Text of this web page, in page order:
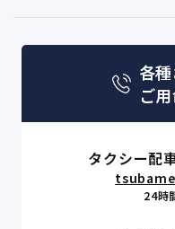
各
ご
タクシー配
24時